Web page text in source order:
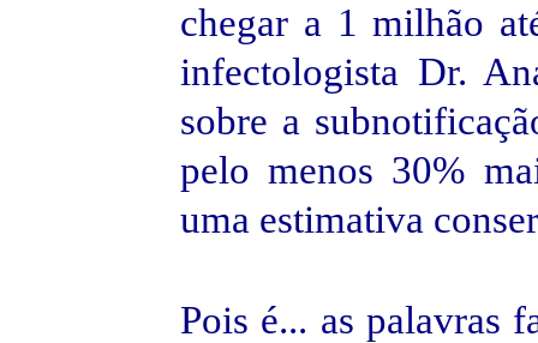
chegar a 1 milhão
infectologista Dr.
sobre a
pelo menos 30%
uma estimativa
Pois é... as palavras